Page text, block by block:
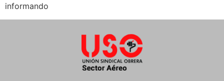
informando